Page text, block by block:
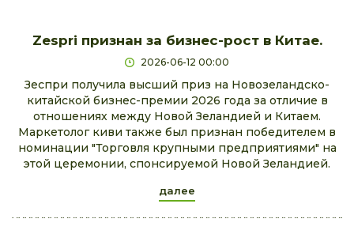
Zespri признан за бизнес-рост в Китае.
2026-06-12 00:00
Зеспри получила высший приз на Новозеландско-
китайской бизнес-премии 2026 года за отличие в
отношениях между Новой Зеландией и Китаем.
Маркетолог киви также был признан победителем в
номинации "Торговля крупными предприятиями" на
этой церемонии, спонсируемой Новой Зеландией.
далее